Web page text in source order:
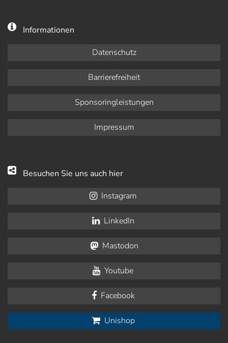
Informationen
Datenschutz
Barrierefreiheit
Sponsoringleistungen
Impressum
Besuchen Sie uns auch hier
Instagram
LinkedIn
Mastodon
Youtube
Facebook
Unishop